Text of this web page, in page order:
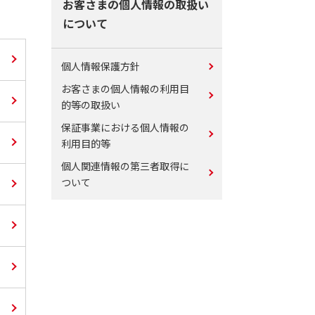
お客さまの個人情報の取扱い
について
個人情報保護方針
お客さまの個人情報の利用目
的等の取扱い
保証事業における個人情報の
利用目的等
個人関連情報の第三者取得に
ついて